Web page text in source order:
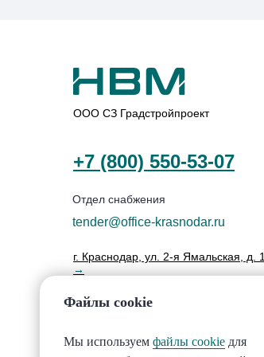
+7 (800) 550-53-07
г. Краснодар, ул. 2-я Ямальская, д. 1
→
ООО СЗ Градстройпроект
tender@office-krasnodar.ru
Отдел снабжения
Файлы cookie
Мы используем файлы cookie для